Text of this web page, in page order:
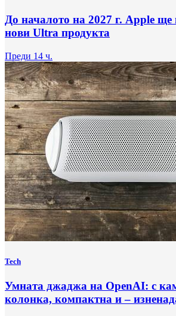
До началото на 2027 г. Apple ще
нови Ultra продукта
Преди 14 ч.
Tech
Умната джаджа на OpenAI: с
колонка, компактна и –